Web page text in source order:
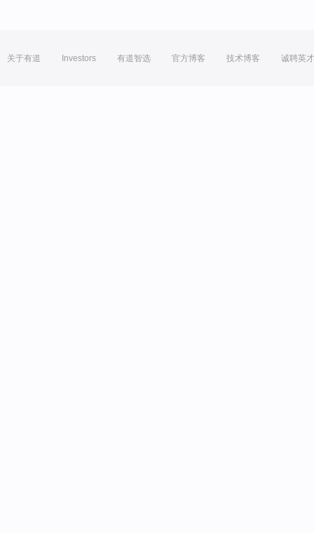
关于有道 Investors 有道智选 官方博客 技术博客 诚聘英才